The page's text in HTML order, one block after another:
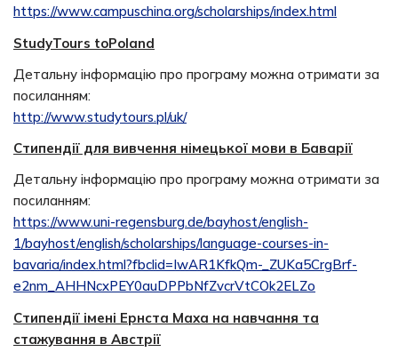
https://www.campuschina.org/scholarships/index.html
StudyTours toPoland
Детальну інформацію про програму можна отримати за
посиланням:
http://www.studytours.pl/uk/
Стипендії для вивчення німецької мови в Баварії
Детальну інформацію про програму можна отримати за
посиланням:
https://www.uni-regensburg.de/bayhost/english-
1/bayhost/english/scholarships/language-courses-in-
bavaria/index.html?fbclid=IwAR1KfkQm-_ZUKa5CrgBrf-
e2nm_AHHNcxPEY0auDPPbNfZvcrVtCOk2ELZo
Стипендії імені Ернста Маха на навчання та
стажування в Австрії